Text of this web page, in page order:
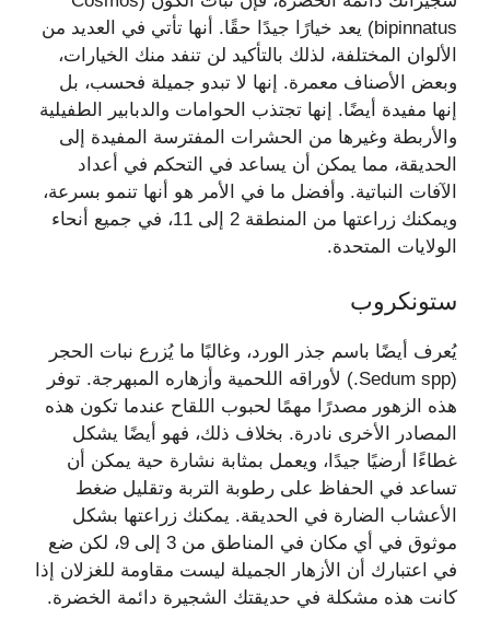
bipinnatus) يعد خيارًا جيدًا حقًا. أنها تأتي في العديد من
الألوان المختلفة، لذلك بالتأكيد لن تنفد منك الخيارات،
وبعض الأصناف معمرة. إنها لا تبدو جميلة فحسب، بل
إنها مفيدة أيضًا. إنها تجتذب الحوامات والدبابير الطفيلية
والأربطة وغيرها من الحشرات المفترسة المفيدة إلى
الحديقة، مما يمكن أن يساعد في التحكم في أعداد
الآفات النباتية. وأفضل ما في الأمر هو أنها تنمو بسرعة،
ويمكنك زراعتها من المنطقة 2 إلى 11، في جميع أنحاء
الولايات المتحدة.
ستونكروب
يُعرف أيضًا باسم جذر الورد، وغالبًا ما يُزرع نبات الحجر
(Sedum spp.) لأوراقه اللحمية وأزهاره المبهرجة. توفر
هذه الزهور مصدرًا مهمًا لحبوب اللقاح عندما تكون هذه
المصادر الأخرى نادرة. بخلاف ذلك، فهو أيضًا يشكل
غطاءًا أرضيًا جيدًا، ويعمل بمثابة نشارة حية يمكن أن
تساعد في الحفاظ على رطوبة التربة وتقليل ضغط
الأعشاب الضارة في الحديقة. يمكنك زراعتها بشكل
موثوق في أي مكان في المناطق من 3 إلى 9، لكن ضع
في اعتبارك أن الأزهار الجميلة ليست مقاومة للغزلان إذا
كانت هذه مشكلة في حديقتك الشجيرة دائمة الخضرة.